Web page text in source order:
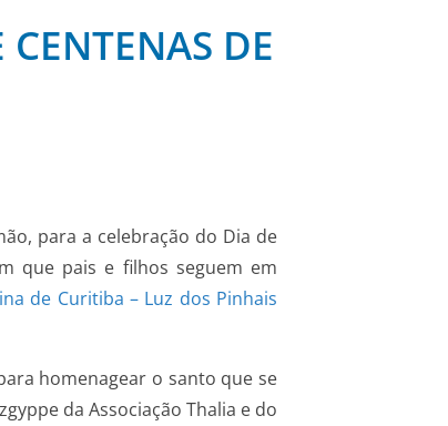
DE
para a celebração do Dia de
que pais e filhos seguem em
de Curitiba – Luz dos Pinhais
homenagear o santo que se
da Associação Thalia e do